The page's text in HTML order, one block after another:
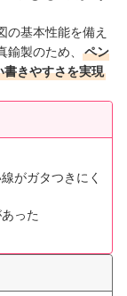
の基本性能を備え
製のため、
ペン
きやすさを実現
がガタつきにく
った